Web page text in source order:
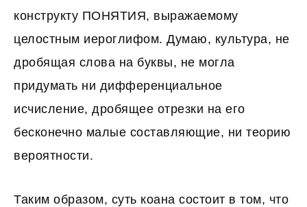
конструкту ПОНЯТИЯ, выражаемому
целостным иероглифом. Думаю, культура, не
дробящая слова на буквы, не могла
придумать ни дифференциальное
исчисление, дробящее отрезки на его
бесконечно малые составляющие, ни теорию
вероятности.
Таким образом, суть коана состоит в том, что